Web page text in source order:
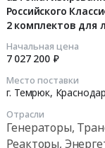
Российского
2 комплектов для
Начальная цена
7 027 200 ₽
Место поставки
г. Темрюк,
Отрасли
Генераторы,
Реакторы,